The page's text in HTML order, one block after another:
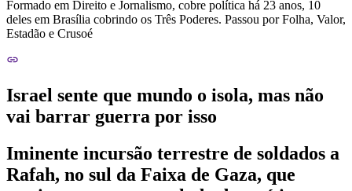
Formado em Direito e Jornalismo, cobre política há 23 anos, 10
deles em Brasília cobrindo os Três Poderes. Passou por Folha, Valor,
Estadão e Crusoé
Israel sente que mundo o isola, mas não
vai barrar guerra por isso
Iminente incursão terrestre de soldados a
Rafah, no sul da Faixa de Gaza, que